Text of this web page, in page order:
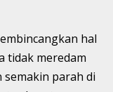
hal
tidak meredam
parah di